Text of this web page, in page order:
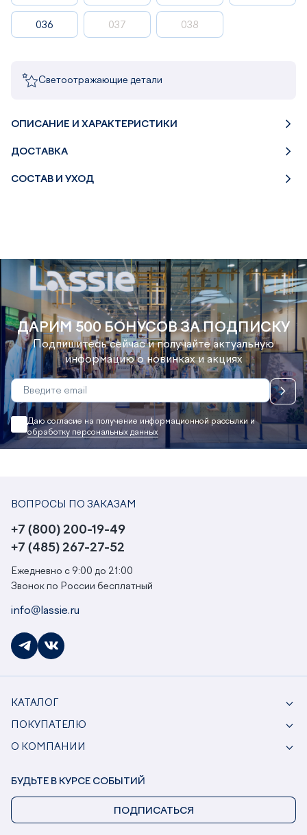
036 037 038
Светоотражающие детали
ОПИСАНИЕ И ХАРАКТЕРИСТИКИ
ДОСТАВКА
СОСТАВ И УХОД
ДАРИМ 500 БОНУСОВ ЗА ПОДПИСКУ
Подпишитесь сейчас и получайте актуальную
информацию о новинках и акциях
Даю согласие на получение информационной рассылки и
обработку персональных данных
ВОПРОСЫ ПО ЗАКАЗАМ
+7 (800) 200-19-49
+7 (485) 267-27-52
Ежедневно с 9:00 до 21:00
Звонок по России бесплатный
info@lassie.ru
КАТАЛОГ
ПОКУПАТЕЛЮ
О КОМПАНИИ
БУДЬТЕ В КУРСЕ СОБЫТИЙ
ПОДПИСАТЬСЯ